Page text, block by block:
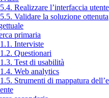
Realizzare l’interfaccia
Validare la soluzione ottenuta
primaria
Interviste
Questionari
Test di usabilità
Web analytics
Strumenti di mappatura